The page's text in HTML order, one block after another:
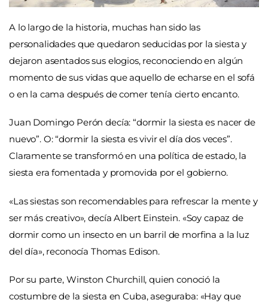
A lo largo de la historia, muchas han sido las
personalidades que quedaron seducidas por la siesta y
dejaron asentados sus elogios, reconociendo en algún
momento de sus vidas que aquello de echarse en el sofá
o en la cama después de comer tenía cierto encanto.
Juan Domingo Perón decía: “dormir la siesta es nacer de
nuevo”. O: “dormir la siesta es vivir el día dos veces”.
Claramente se transformó en una política de estado, la
siesta era fomentada y promovida por el gobierno.
«Las siestas son recomendables para refrescar la mente y
ser más creativo», decía Albert Einstein. «Soy capaz de
dormir como un insecto en un barril de morfina a la luz
del día», reconocía Thomas Edison.
Por su parte, Winston Churchill, quien conoció la
costumbre de la siesta en Cuba, aseguraba: «Hay que